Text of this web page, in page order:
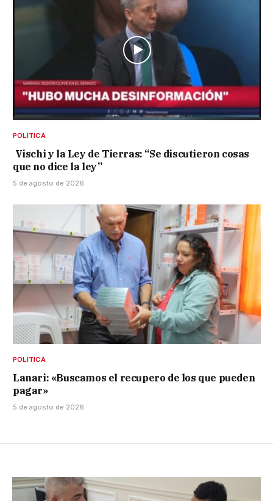
POLÍTICA
Vischi y la Ley de Tierras: “Se discutieron cosas
que no dice la ley”
5 de agosto de 2026
POLÍTICA
Lanari: «Buscamos el recupero de los que pueden
pagar»
5 de agosto de 2026